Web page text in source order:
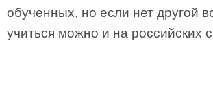
обученных, но если нет другой
учиться можно и на российских